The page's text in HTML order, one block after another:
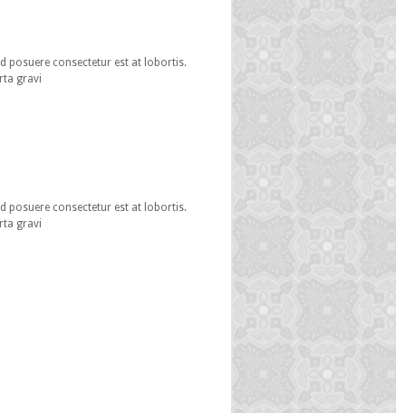
posuere consectetur est at lobortis.
gravi
posuere consectetur est at lobortis.
gravi